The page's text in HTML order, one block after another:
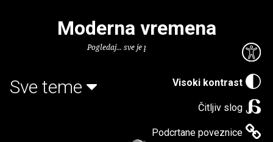
Visoki kontrast
Čitljiv slog
Podcrtane poveznice
Moderna vremena
Pogledaj... sve je puno knjiga.
Sve teme